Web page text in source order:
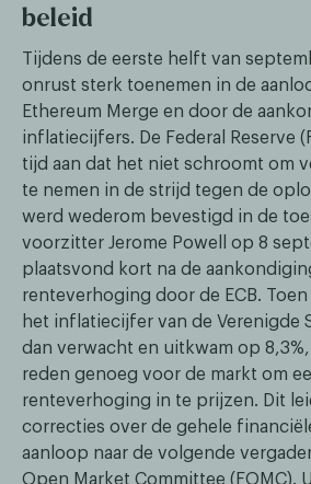
beleid
Tijdens de eerste helft van
onrust sterk toenemen in de
Ethereum Merge en door de
inflatiecijfers. De Federal Reserve
tijd aan dat het niet schroomt om
te nemen in de strijd tegen de
werd wederom bevestigd in de
voorzitter Jerome Powell op 8
plaatsvond kort na de
renteverhoging door de ECB.
het inflatiecijfer van de Verenigde
dan verwacht en uitkwam op
reden genoeg voor de markt om
renteverhoging in te prijzen. Dit
correcties over de gehele
aanloop naar de volgende
Open Market Committee (FOMC).